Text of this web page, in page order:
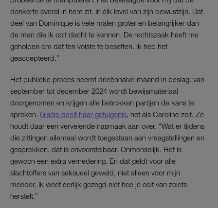
donkerte overal in hem zit. In élk level van zijn bewustzijn. Dat
deel van Dominique is vele malen groter en belangrijker dan
de man die ik ooit dacht te kennen. De rechtszaak heeft me
geholpen om dat ten volste te beseffen. Ik heb het
geaccepteerd.”
Het publieke proces neemt drieënhalve maand in beslag: van
september tot december 2024 wordt bewijsmateriaal
doorgenomen en krijgen alle betrokken partijen de kans te
spreken. Gisèle deelt haar getuigenis , net als Caroline zelf. Ze
houdt daar een vervelende nasmaak aan over. “Wat er tijdens
die zittingen allemaal wordt toegestaan aan vraagstellingen en
gesprekken, dat is onvoorstelbaar. Onmenselijk. Het is
gewoon een extra vernedering. En dat geldt voor alle
slachtoffers van seksueel geweld, niet alleen voor mijn
moeder. Ik weet eerlijk gezegd niet hoe je ooit van zoiets
herstelt.”